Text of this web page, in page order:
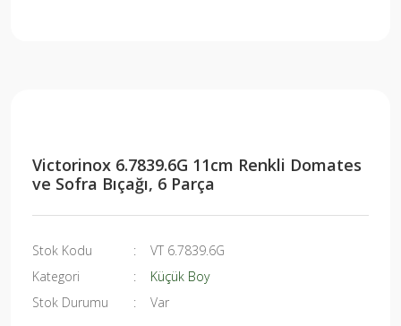
​Victorinox 6.7839.6G 11cm Renkli Domates
ve Sofra Bıçağı, 6 Parça
Stok Kodu
VT 6.7839.6G
Kategori
Küçük Boy
Stok Durumu
Var